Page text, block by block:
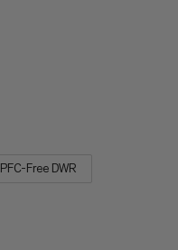
PFC-Free DWR